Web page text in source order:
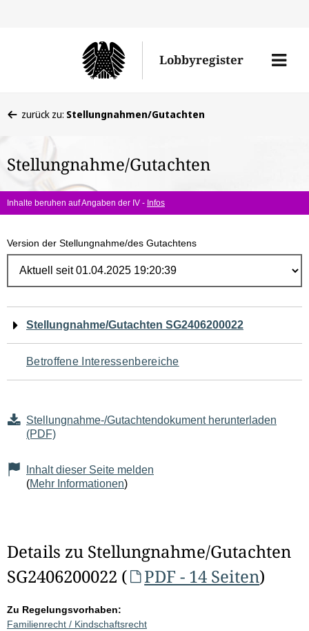
Lobbyregister
Menü
befinden
hier:
zurück zu: Stellungnahmen/Gutachten
Stellungnahme/Gutachten
Inhalte beruhen auf Angaben der IV - Infos
Version der Stellungnahme/des Gutachtens
Navigation
für
den
Seiteninhalt
Stellungnahme/Gutachten SG2406200022
Betroffene Interessenbereiche
Stellungnahme-/Gutachtendokument herunterladen
(PDF)
Inhalt dieser Seite melden
(Mehr Informationen)
Details zu Stellungnahme/Gutachten
SG2406200022 (
PDF - 14 Seiten)
Zu Regelungsvorhaben:
Familienrecht / Kindschaftsrecht